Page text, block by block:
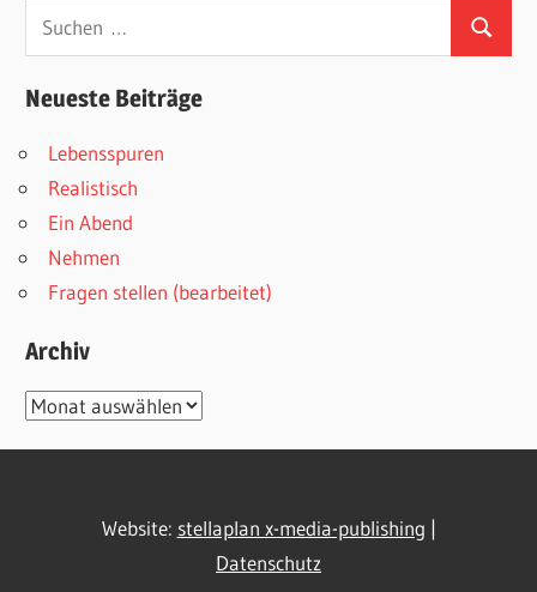
Suchen
nach:
Suchen
Neueste Beiträge
Lebensspuren
Realistisch
Ein Abend
Nehmen
Fragen stellen (bearbeitet)
Archiv
Archiv
Website: stellaplan x-media-publishing |
Datenschutz